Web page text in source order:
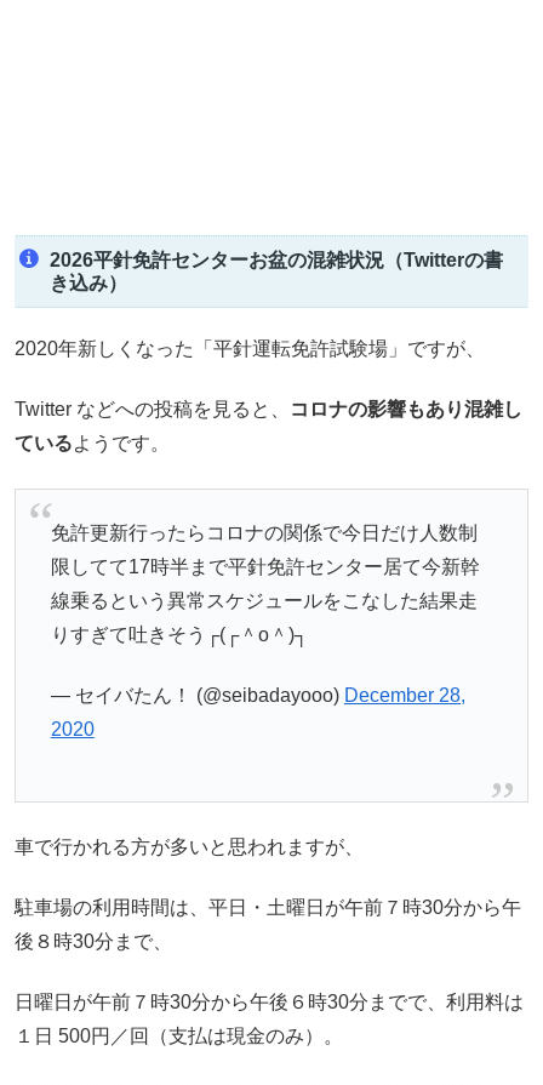
2026平針免許センターお盆の混雑状況（Twitterの書
き込み）
2020年新しくなった「平針運転免許試験場」ですが、
Twitter などへの投稿を見ると、
コロナの影響もあり混雑し
ているようです。
免許更新行ったらコロナの関係で今日だけ人数制
限してて17時半まで平針免許センター居て今新幹
線乗るという異常スケジュールをこなした結果走
りすぎて吐きそう┌(┌＾o＾)┐
— セイバたん！ (@seibadayooo) December 28,
2020
車で行かれる方が多いと思われますが、
駐車場の利用時間は、平日・土曜日が午前７時30分から午
後８時30分まで、
日曜日が午前７時30分から午後６時30分までで、利用料は
１日 500円／回（支払は現金のみ）。